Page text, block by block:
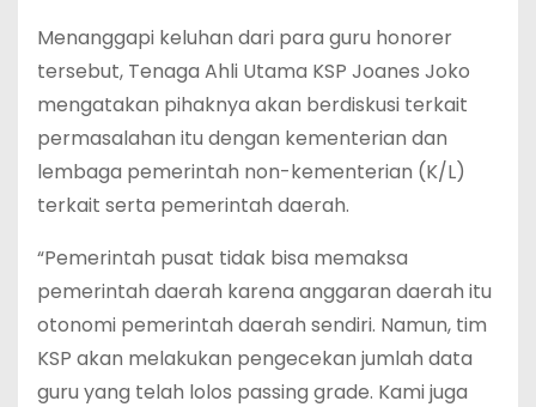
Menanggapi keluhan dari para guru honorer
tersebut, Tenaga Ahli Utama KSP Joanes Joko
mengatakan pihaknya akan berdiskusi terkait
permasalahan itu dengan kementerian dan
lembaga pemerintah non-kementerian (K/L)
terkait serta pemerintah daerah.
“Pemerintah pusat tidak bisa memaksa
pemerintah daerah karena anggaran daerah itu
otonomi pemerintah daerah sendiri. Namun, tim
KSP akan melakukan pengecekan jumlah data
guru yang telah lolos passing grade. Kami juga